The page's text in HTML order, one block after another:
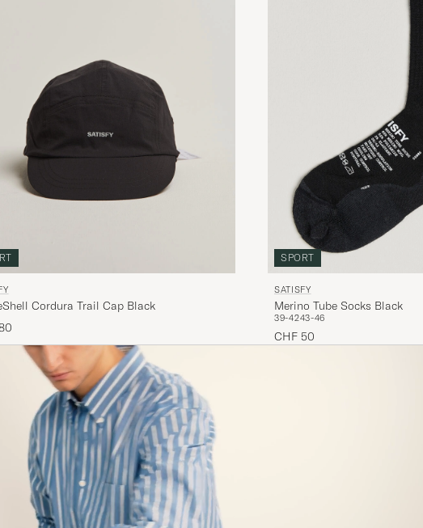
Cordura Trail Cap Black
SPORT
SATISFY
Merino Tube Socks Black
39-4243-46
CHF 50